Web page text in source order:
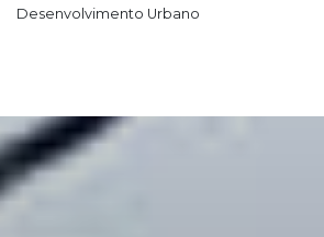
Desenvolvimento Urbano